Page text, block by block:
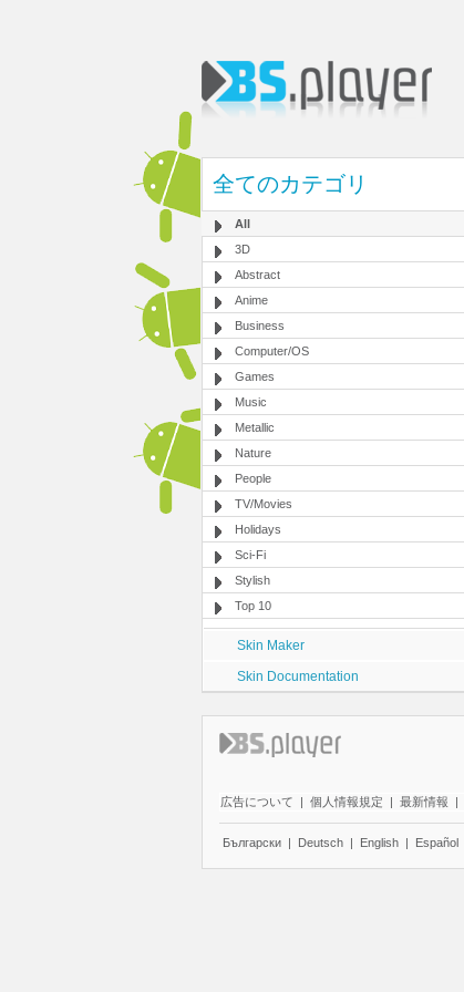
全てのカテゴリ
All
3D
Abstract
Anime
Business
Computer/OS
Games
Music
Metallic
Nature
People
TV/Movies
Holidays
Sci-Fi
Stylish
Top 10
Skin Maker
Skin Documentation
広告について | 個人情報規定 | 最新情報 |
Български | Deutsch | English | Español